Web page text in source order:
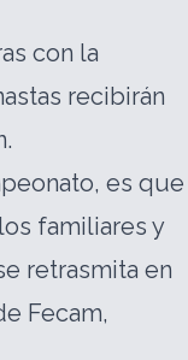
con la
recibirán
es que
familiares y
retrasmita en
Fecam,